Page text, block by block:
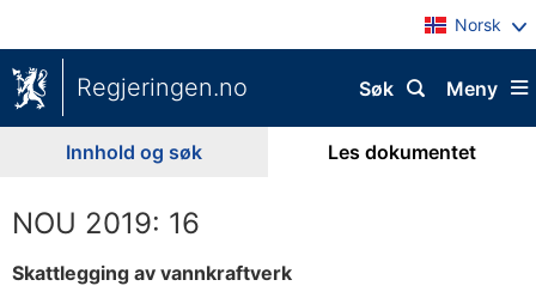
Norsk
Regjeringen.no Meny
Søk
Innhold og søk Les dokumentet
NOU 2019: 16
Skattlegging av vannkraftverk